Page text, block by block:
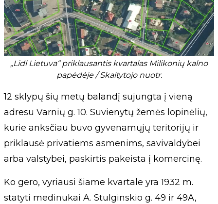
„Lidl Lietuva“ priklausantis kvartalas Milikonių kalno
papėdėje / Skaitytojo nuotr.
12 sklypų šių metų balandį sujungta į vieną
adresu Varnių g. 10. Suvienytų žemės lopinėlių,
kurie anksčiau buvo gyvenamųjų teritorijų ir
priklausė privatiems asmenims, savivaldybei
arba valstybei, paskirtis pakeista į komercinę.
Ko gero, vyriausi šiame kvartale yra 1932 m.
statyti medinukai A. Stulginskio g. 49 ir 49A,